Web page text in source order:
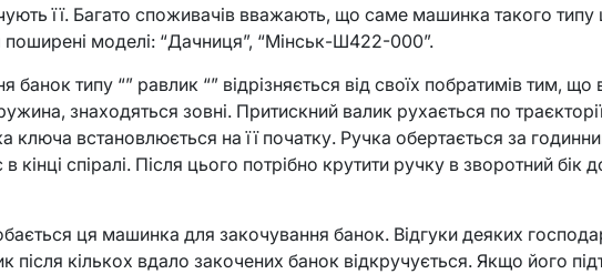
її. Багато споживачів вважають, що саме машинка такого типу
моделі: “Дачниця”, “Мінськ-Ш422-000”.
типу “” равлик “” відрізняється від своїх побратимів тим, що
знаходяться зовні. Притискний валик рухається по
ключа встановлюється на її початку. Ручка обертається за
кінці спіралі. Після цього потрібно крутити ручку в зворотний бік
ця машинка для закочування банок. Відгуки деяких
після кількох вдало закочених банок відкручується. Якщо його